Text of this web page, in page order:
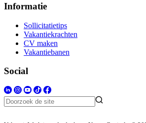
Informatie
Sollicitatietips
Vakantiekrachten
CV maken
Vakantiebanen
Social